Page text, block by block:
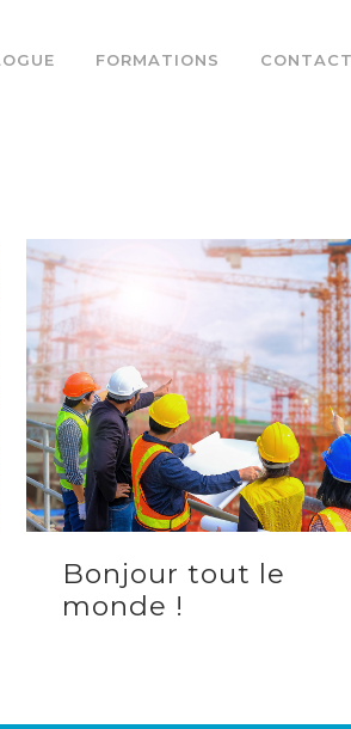
FORMATIONS
Bonjour tout le
monde !